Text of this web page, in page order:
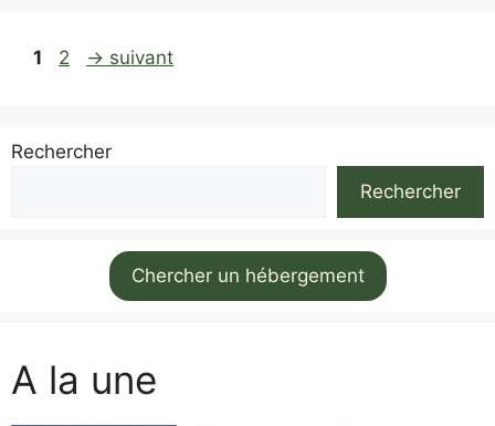
Page
1 Page
2 → suivant
Rechercher
Rechercher
Chercher un hébergement
A la une